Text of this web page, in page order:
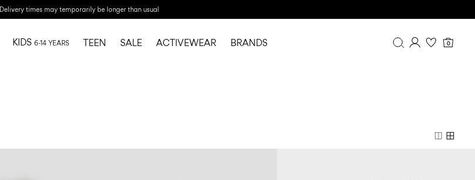
Delivery times may temporarily be longer than usual
0
KIDS 6-14 YEARS TEEN SALE ACTIVEWEAR BRANDS